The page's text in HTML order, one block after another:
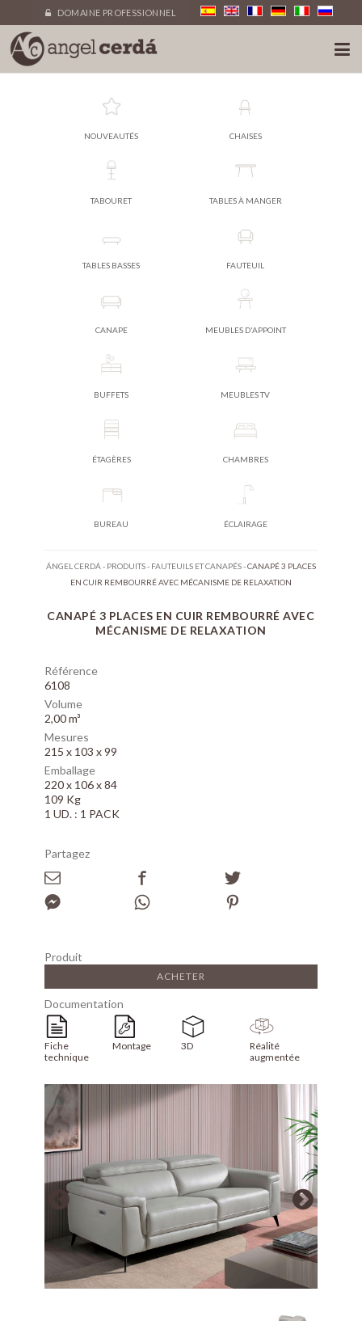
DOMAINE PROFESSIONNEL
NOUVEAUTÉS CHAISES
TABOURET TABLES À MANGER
TABLES BASSES FAUTEUIL
CANAPE MEUBLES D'APPOINT
BUFFETS MEUBLES TV
ÉTAGÈRES CHAMBRES
BUREAU ÉCLAIRAGE
ÁNGEL CERDÁ - PRODUITS- FAUTEUILS ET CANAPÉS-CANAPÉ 3 PLACES
EN CUIR REMBOURRÉ AVEC MÉCANISME DE RELAXATION
CANAPÉ 3 PLACES EN CUIR REMBOURRÉ AVEC
MÉCANISME DE RELAXATION
Référence
6108
Volume
2,00 m³
Mesures
215 x 103 x 99
Emballage
220 x 106 x 84
109 Kg
1 UD. : 1 PACK
Partagez
Produit
ACHETER
Documentation
Fiche
technique
Montage 3D
Réalité
augmentée
Array